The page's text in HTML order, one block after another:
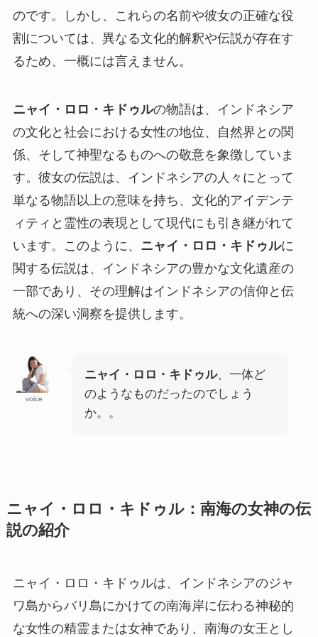
のです。しかし、これらの名前や彼女の正確な役
割については、異なる文化的解釈や伝説が存在す
るため、一概には言えません。
ニャイ・ロロ・キドゥルの物語は、インドネシア
の文化と社会における女性の地位、自然界との関
係、そして神聖なるものへの敬意を象徴していま
す。彼女の伝説は、インドネシアの人々にとって
単なる物語以上の意味を持ち、文化的アイデンテ
ィティと霊性の表現として現代にも引き継がれて
います。このように、 ニャイ・ロロ・キドゥルに
関する伝説は、インドネシアの豊かな文化遺産の
一部であり、その理解はインドネシアの信仰と伝
統への深い洞察を提供します。
voice
ニャイ・ロロ・キドゥル、一体ど
のようなものだったのでしょう
か。。
ニャイ・ロロ・キドゥル：南海の女神の伝
説の紹介
ニャイ・ロロ・キドゥルは、インドネシアのジャ
ワ島からバリ島にかけての南海岸に伝わる神秘的
な女性の精霊または女神であり、南海の女王とし